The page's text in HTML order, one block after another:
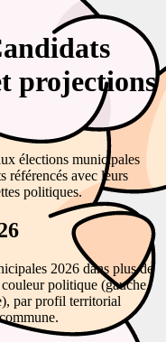
projections
élections municipales
référencés avec leurs
politiques.
2026 dans plus de
politique (gauche,
par profil territorial